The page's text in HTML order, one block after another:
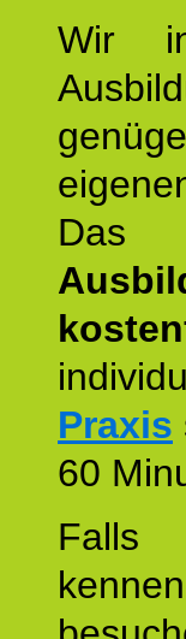
Wir
Praxis
60